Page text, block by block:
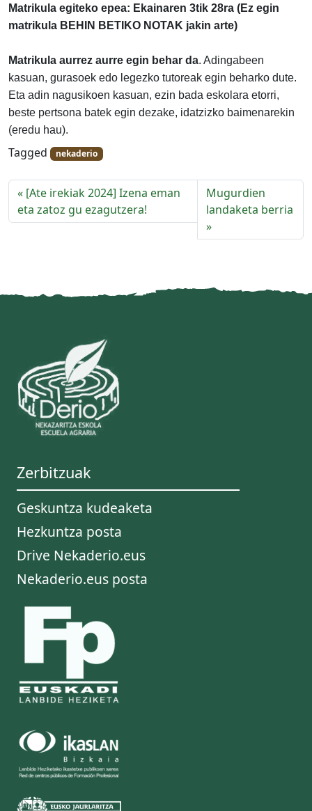
Matrikula egiteko epea: Ekainaren 3tik 28ra (Ez egin
matrikula BEHIN BETIKO NOTAK jakin arte)
Matrikula aurrez aurre egin behar da. Adingabeen
kasuan, gurasoek edo legezko tutoreak egin beharko dute.
Eta adin nagusikoen kasuan, ezin bada eskolara etorri,
beste pertsona batek egin dezake, idatzizko baimenarekin
(eredu hau).
Tagged nekaderio
[Ate irekiak 2024] Izena eman
eta zatoz gu ezagutzera!
Mugurdien
landaketa berria
Zerbitzuak
Geskuntza kudeaketa
Hezkuntza posta
Drive Nekaderio.eus
Nekaderio.eus posta